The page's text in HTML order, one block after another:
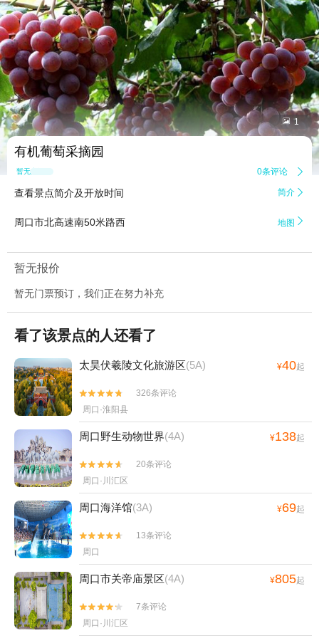
 1
有机葡萄采摘园
暂无点评 0条评论 
查看景点简介及开放时间 简介 
周口市北高速南50米路西 地图 
暂无报价
暂无门票预订，我们正在努力补充
看了该景点的人还看了
太昊伏羲陵文化旅游区(5A) ¥40起


326条评论
周口·淮阳县
周口野生动物世界(4A) ¥138起


20条评论
周口·川汇区
周口海洋馆(3A) ¥69起


13条评论
周口
周口市关帝庙景区(4A) ¥805起


7条评论
周口·川汇区
